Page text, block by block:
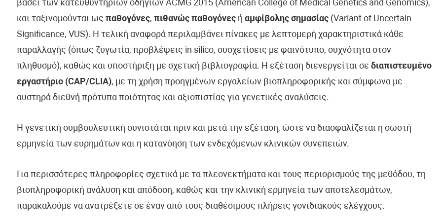
βάσει των κατευθυντήριων οδηγιών ACMG 2015 (American College of Medical Genetics and Genomics),
και ταξινομούνται ως παθογόνες, πιθανώς παθογόνεςή αμφίβολης σημασίας(Variant of Uncertain
Significance, VUS). Η τελική αναφορά περιλαμβάνει πίνακες με λεπτομερή χαρακτηριστικά κάθε
παραλλαγής (όπως ζυγωτία, προβλέψεις in silico, συσχετίσεις με φαινότυπο, συχνότητα στον
πληθυσμό), καθώς και υποστήριξη με σχετική βιβλιογραφία. Η εξέταση διενεργείται σε διαπιστευμένο
εργαστήριο (CAP/CLIA), με τη χρήση προηγμένων εργαλείων βιοπληροφορικής και σύμφωνα με
αυστηρά διεθνή πρότυπα ποιότητας και αξιοπιστίας για γενετικές αναλύσεις.
Η γενετική συμβουλευτική συνιστάται πριν και μετά την εξέταση, ώστε να διασφαλίζεται η σωστή
ερμηνεία των ευρημάτων και η κατανόηση των ενδεχόμενων κλινικών συνεπειών.
Για περισσότερες πληροφορίες σχετικά με τα πλεονεκτήματα και τους περιορισμούς της μεθόδου, τη
βιοπληροφορική ανάλυση και απόδοση, καθώς και την κλινική ερμηνεία των αποτελεσμάτων,
παρακαλούμε να ανατρέξετε σε έναν από τους διαθέσιμους πλήρεις γονιδιακούς ελέγχους.